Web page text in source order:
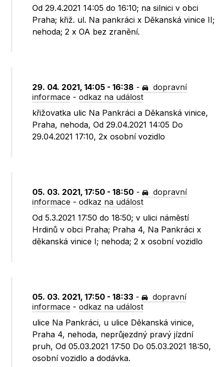
Od 29.4.2021 14:05 do 16:10; na silnici v obci
Praha; křiž. ul. Na pankráci x Děkanská vinice II;
nehoda; 2 x OA bez zranění.
29. 04. 2021, 14:05 - 16:38 -
dopravní
informace -odkaz na událost
křižovatka ulic Na Pankráci a Děkanská vinice,
Praha, nehoda, Od 29.04.2021 14:05 Do
29.04.2021 17:10, 2x osobní vozidlo
05. 03. 2021, 17:50 - 18:50 -
dopravní
informace -odkaz na událost
Od 5.3.2021 17:50 do 18:50; v ulici náměstí
Hrdinů v obci Praha; Praha 4, Na Pankráci x
děkanská vinice I; nehoda; 2 x osobní vozidlo
05. 03. 2021, 17:50 - 18:33 -
dopravní
informace -odkaz na událost
ulice Na Pankráci, u ulice Děkanská vinice,
Praha 4, nehoda, neprůjezdný pravý jízdní
pruh, Od 05.03.2021 17:50 Do 05.03.2021 18:50,
osobní vozidlo a dodávka.